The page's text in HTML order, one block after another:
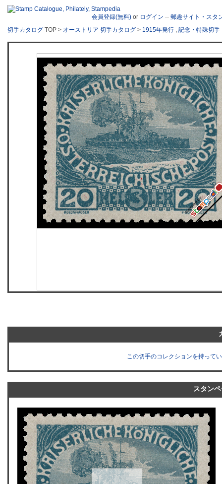
会員登録(無料) or ログイン -- 郵趣サイト・スタ
切手カタログ TOP > オーストリア 切手カタログ > 1915年発行 , 記念・特殊切手
この切手のコレクションを持って
スタン